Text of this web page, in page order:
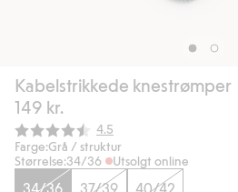
Kabelstrikkede knestrømper
149 kr.
Gjennomsnittskarakter:
4.5
Farge:Grå / struktur
Størrelse:34/36 Utsolgt online
34/36 37/39 40/42